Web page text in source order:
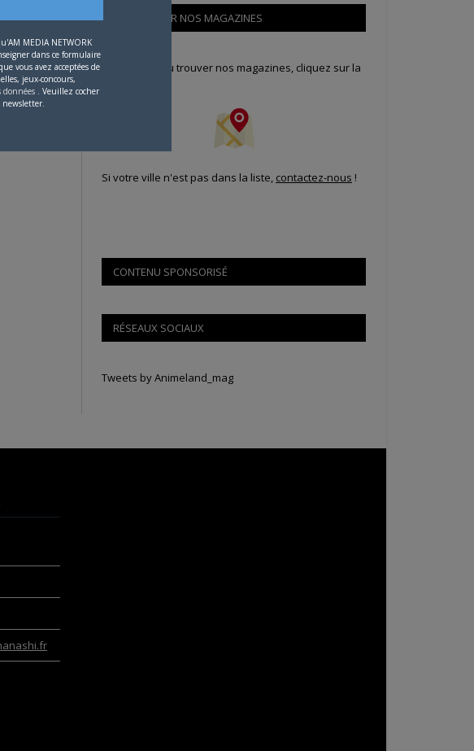
OÙ TROUVER NOS MAGAZINES
Pour savoir où trouver nos magazines, cliquez sur la
Si votre ville n'est pas dans la liste, contactez-nous !
CONTENU SPONSORISÉ
RÉSEAUX SOCIAUX
Tweets by Animeland_mag
MEDIA NETWORK
dans ce formulaire
vous avez acceptées de
jeux-concours,
. Veuillez cocher
newsletter.